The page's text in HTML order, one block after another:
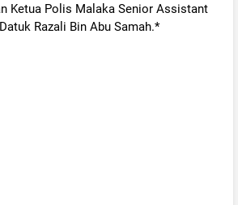
Ketua Polis Malaka Senior Assistant
Razali Bin Abu Samah.*